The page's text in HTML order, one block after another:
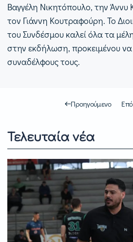
Βαγγέλη Νικητόπουλο, την Άννυ
τον Γιάννη Κουτραφούρη. Το
του Συνδέσμου καλεί όλα τα
στην εκδήλωση, προκειμένου
συναδέλφους τους.
Προηγούμενο
Τελευταία νέα